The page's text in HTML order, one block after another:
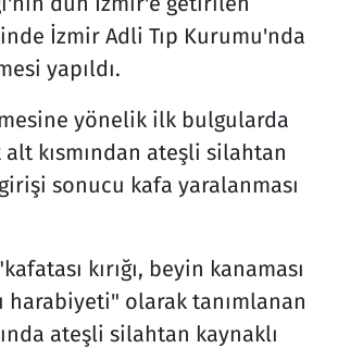
İzmir Adli Tıp Kurumu'nda
yapıldı.
yönelik ilk bulgularda
kısmından ateşli silahtan
sonucu kafa yaralanması
kırığı, beyin kanaması
harabiyeti" olarak tanımlanan
ateşli silahtan kaynaklı